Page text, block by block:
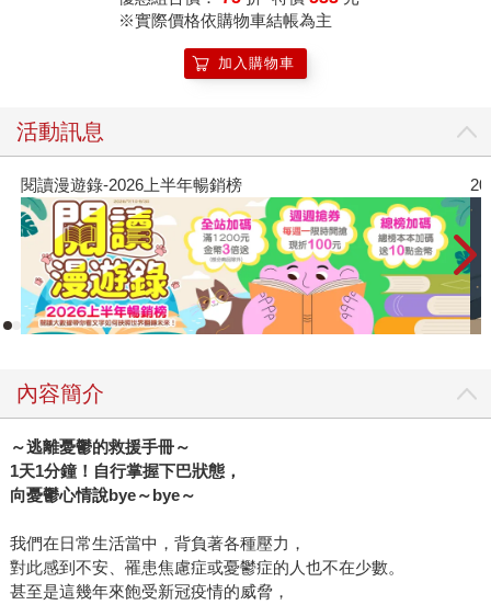
※實際價格依購物車結帳為主
加入購物車
活動訊息
閱讀漫遊錄-2026上半年暢銷榜
內容簡介
～逃離憂鬱的救援手冊～
1天1分鐘！自行掌握下巴狀態，
向憂鬱心情說bye～bye～
我們在日常生活當中，背負著各種壓力，
對此感到不安、罹患焦慮症或憂鬱症的人也不在少數。
甚至是這幾年來飽受新冠疫情的威脅，